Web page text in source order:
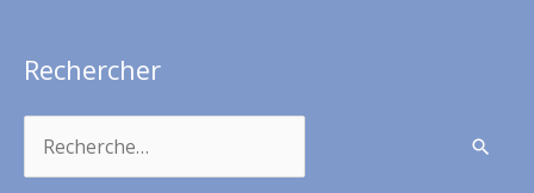
Rechercher